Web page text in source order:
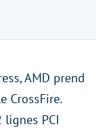
AMD prend
CrossFire.
lignes PCI